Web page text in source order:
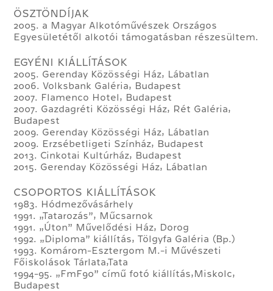
ÖSZTÖNDÍJAK
2005. a Magyar Alkotóművészek Országos
Egyesületétől alkotói támogatásban részesültem.
EGYÉNI KIÁLLÍTÁSOK
2005. Gerenday Közösségi Ház, Lábatlan
2006. Volksbank Galéria, Budapest
2007. Flamenco Hotel, Budapest
2007. Gazdagréti Közösségi Ház, Rét Galéria,
Budapest
2009. Gerenday Közösségi Ház, Lábatlan
2009. Erzsébetligeti Színház, Budapest
2013. Cinkotai Kultúrház, Budapest
2015. Gerenday Közösségi Ház, Lábatlan
CSOPORTOS KIÁLLÍTÁSOK
1983. Hódmezővásárhely
1991. „Tatarozás”, Műcsarnok
1991. „Úton” Művelődési Ház, Dorog
1992. „Diploma” kiállítás, Tölgyfa Galéria (Bp.)
1993. Komárom-Esztergom M.-i Művészeti
Főiskolások Tárlata,Tata
1994-95. „FmF90” című fotó kiállítás,Miskolc,
Budapest